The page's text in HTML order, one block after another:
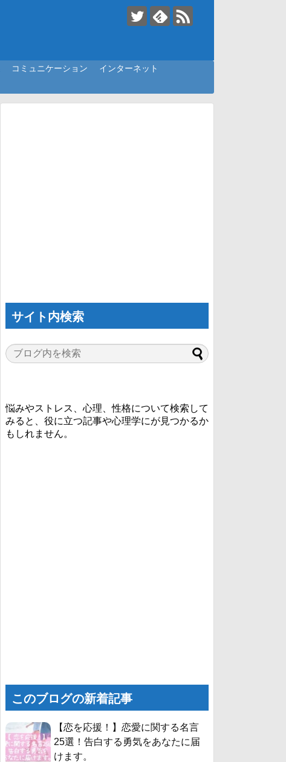
コミュニケーション
インターネット
サイト内検索
悩みやストレス、心理、性格について検索して
みると、役に立つ記事や心理学にが見つかるか
もしれません。
このブログの新着記事
【恋を応援！】恋愛に関する名言
25選！告白する勇気をあなたに届
けます。